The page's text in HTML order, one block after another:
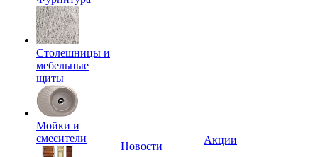
Столешницы и
мебельные
щиты
Мойки и
смесители
Новости
Акции